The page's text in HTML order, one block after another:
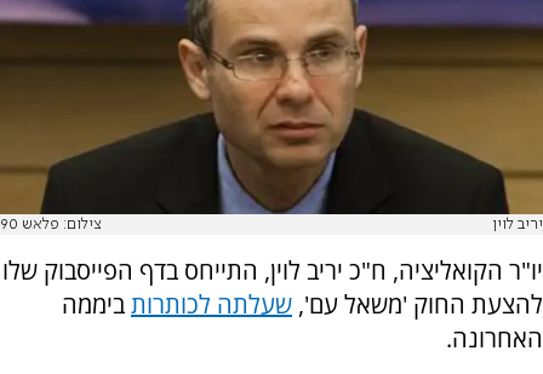
יריב לוין צילום: פלאש 90
יו"ר הקואליציה, ח"כ יריב לוין, התייחס בדף הפייסבוק שלו
להצעת החוק 'משאל עם', שעלתה לכותרותביממה
האחרונה.